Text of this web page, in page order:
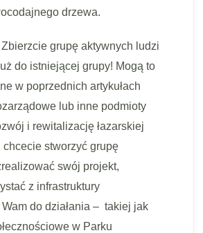
drzewa.
grupę aktywnych ludzi
do istniejącej grupy! Mogą to
w poprzednich artykułach
lub inne podmioty
i rewitalizację łazarskiej
stworzyć grupę
swój projekt,
z infrastruktury
do działania – takiej jak
w Parku